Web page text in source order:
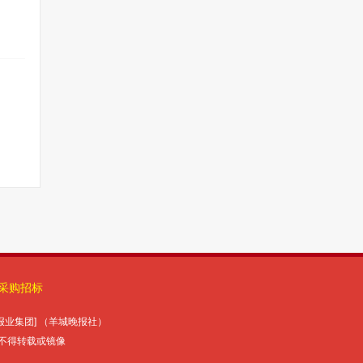
购招标
集团] （羊城晚报社）
得转载或镜像